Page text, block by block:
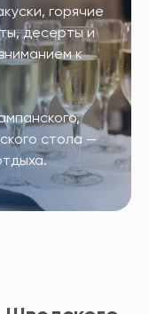
горячие
десерты и
к
стола —